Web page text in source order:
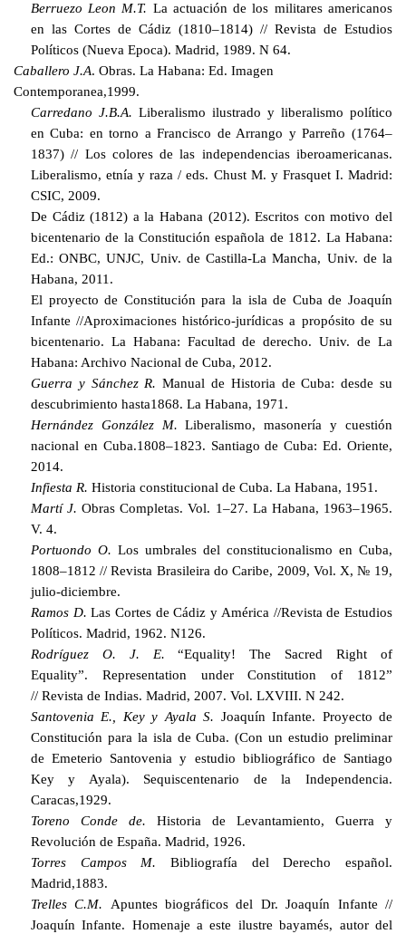
Berruezo Leon M.T. La actuación de los militares americanos
en las Cortes de Cádiz (1810–1814) // Revista de Estudios
Políticos (Nueva Epoca). Madrid, 1989. N 64.
Caballero J.A. Obras. La Habana: Ed. Imagen
Contemporanea,1999.
Сarredano J.B.A. Liberalismo ilustrado y liberalismo político
en Cuba: en torno a Francisco de Arrango y Parreño (1764–
1837) // Los colores de las independencias iberoamericanas.
Liberalismo, etnía y raza / eds. Chust M. y Frasquet I. Madrid:
CSIC, 2009.
De Cádiz (1812) a la Habana (2012). Escritos con motivо del
bicentenario de la Constitución española de 1812. La Habana:
Ed.: ONBC, UNJC, Univ. de Castilla-La Mancha, Univ. de la
Habana, 2011.
El proyecto de Constitución para la isla de Cuba de Joaquín
Infante //Aproximaciones histórico-jurídicas a propósito de su
bicentenario. La Habana: Facultad de derecho. Univ. de La
Habana: Archivo Nacional de Cuba, 2012.
Guerra y Sánchez R. Manual de Historia de Cuba: desde su
descubrimiento hasta1868. La Habana, 1971.
Hernández González M. Liberalismo, masonería y cuestión
nacional en Cuba.1808–1823. Santiago de Cuba: Ed. Oriente,
2014.
Infiesta R. Historia constitucional de Cuba. La Habana, 1951.
Martí J. Obras Completas. Vol. 1–27. La Habana, 1963–1965.
V. 4.
Portuondo O. Los umbrales del constitucionalismo en Cuba,
1808–1812 // Revista Brasileira do Caribe, 2009, Vol. X, № 19,
julio-diciembre.
Ramos D. Las Cortes de Cádiz y América //Revista de Estudios
Políticos. Madrid, 1962. N126.
Rodríguez O. J. E. “Equality! The Sacred Right of
Equality”. Representation under Constitution of 1812”
// Revista de Indias. Madrid, 2007. Vol. LXVIII. N 242.
Santovenia E., Key y Ayala S. Joaquín Infante. Proyecto de
Constitución para la isla de Cuba. (Con un estudio preliminar
de Emeterio Santovenia y estudio bibliográfico de Santiago
Key y Ayala). Sequiscentenario de la Independencia.
Caracas,1929.
Toreno Conde de. Historia de Levantamiento, Guerra y
Revolución de España. Madrid, 1926.
Torres Campos M. Bibliografía del Derecho español.
Madrid,1883.
Trelles C.M. Apuntes biográficos del Dr. Joaquín Infante //
Joaquín Infante. Homenaje a este ilustre bayamés, autor del